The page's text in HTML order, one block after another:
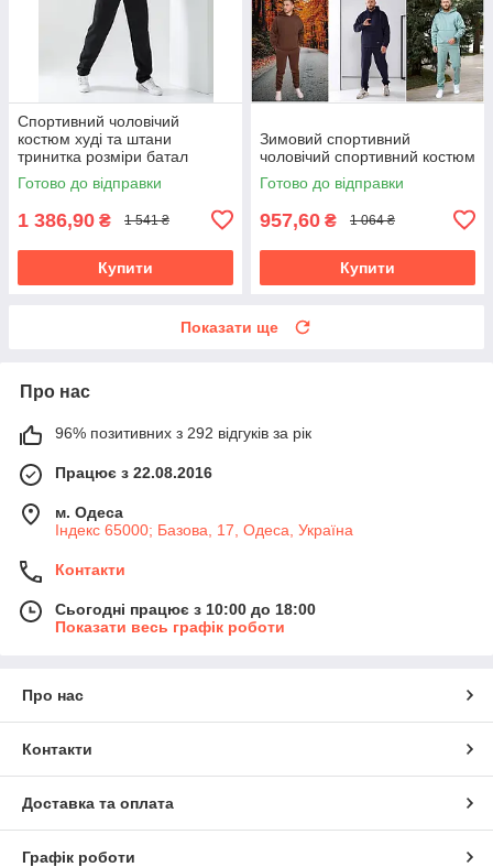
Спортивний чоловічий
костюм худі та штани
тринитка розміри батал
Готово до відправки
1 386,90 ₴ 1 541 ₴
Купити
Зимовий спортивний
чоловічий спортивний костюм
Готово до відправки
957,60 ₴ 1 064 ₴
Купити
Показати ще
Про нас
96% позитивних з 292 відгуків за рік
Працює з 22.08.2016
м. Одеса
Індекс 65000; Базова, 17, Одеса, Україна
Контакти
Сьогодні працює з 10:00 до 18:00
Показати весь графік роботи
Про нас
Контакти
Доставка та оплата
Графік роботи